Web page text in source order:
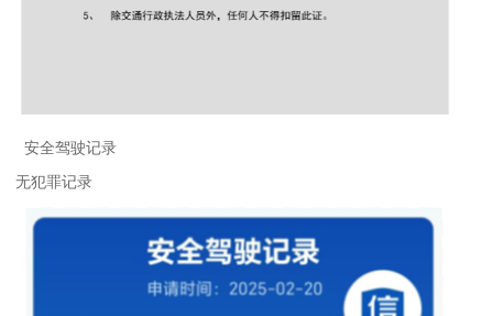
安全驾驶记录
无犯罪记录